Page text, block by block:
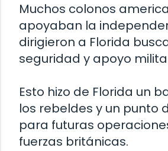
Muchos colonos
apoyaban la
dirigieron a Florida
seguridad y apoyo
Esto hizo de Florida un
los rebeldes y un punto
para futuras
fuerzas británicas.